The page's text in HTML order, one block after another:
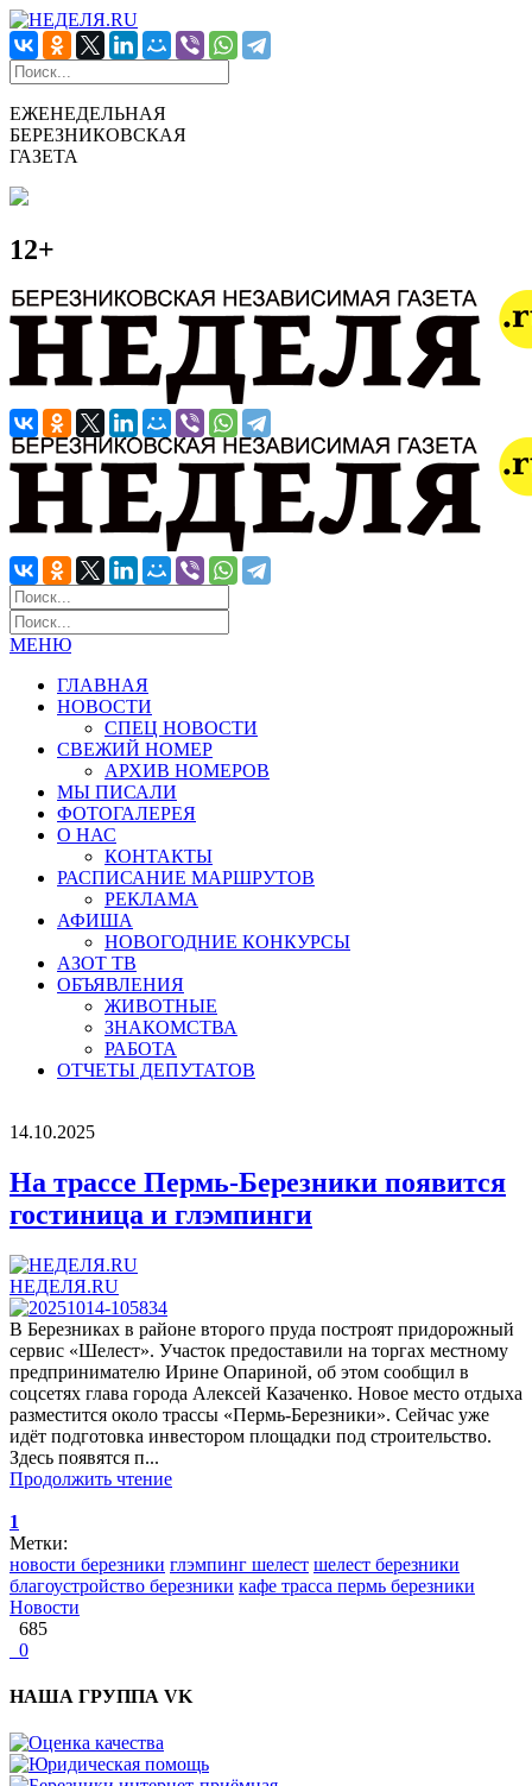
ЕЖЕНЕДЕЛЬНАЯ
БЕРЕЗНИКОВСКАЯ
ГАЗЕТА
12+
МЕНЮ
ГЛАВНАЯ
НОВОСТИ
СПЕЦ НОВОСТИ
СВЕЖИЙ НОМЕР
АРХИВ НОМЕРОВ
МЫ ПИСАЛИ
ФОТОГАЛЕРЕЯ
О НАС
КОНТАКТЫ
РАСПИСАНИЕ МАРШРУТОВ
РЕКЛАМА
АФИША
НОВОГОДНИЕ КОНКУРСЫ
АЗОТ ТВ
ОБЪЯВЛЕНИЯ
ЖИВОТНЫЕ
ЗНАКОМСТВА
РАБОТА
ОТЧЕТЫ ДЕПУТАТОВ
14.10.2025
На трассе Пермь-Березники появится
гостиница и глэмпинги
НЕДЕЛЯ.RU
В Березниках в районе второго пруда построят придорожный
сервис «Шелест». Участок предоставили на торгах местному
предпринимателю Ирине Опариной, об этом сообщил в
соцсетях глава города Алексей Казаченко. Новое место отдыха
разместится около трассы «Пермь-Березники». Сейчас уже
идёт подготовка инвестором площадки под строительство.
Здесь появятся п...
Продолжить чтение
1
Метки:
новости березники глэмпинг шелест шелест березники
благоустройство березники кафе трасса пермь березники
Новости
685
0
НАША ГРУППА VK